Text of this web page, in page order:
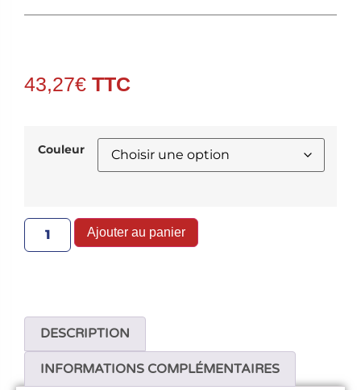
43,27€
Couleur
Ajouter au panier
DESCRIPTION
INFORMATIONS COMPLÉMENTAIRES